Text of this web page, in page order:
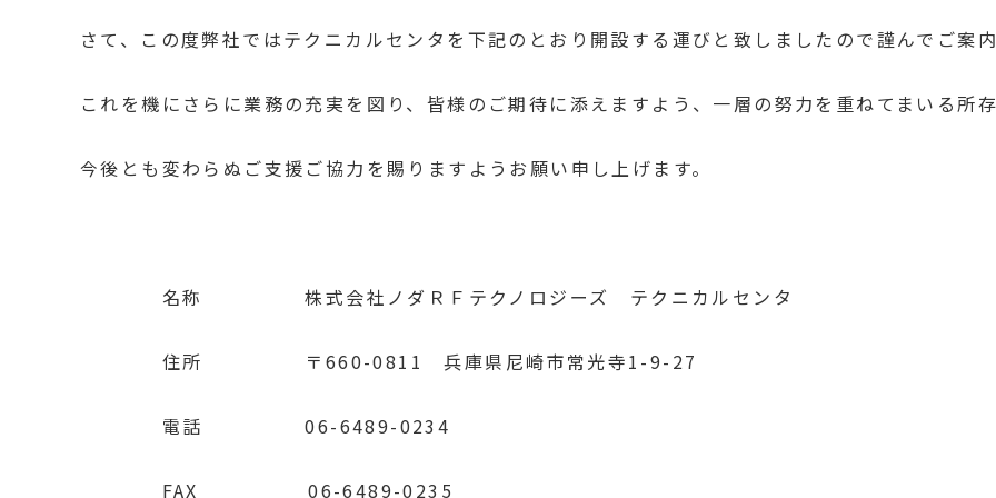
さて、この度弊社ではテクニカルセンタを下記のとおり開設する運びと致しましたので謹んでご案内
これを機にさらに業務の充実を図り、皆様のご期待に添えますよう、一層の努力を重ねてまいる所存
今後とも変わらぬご支援ご協力を賜りますようお願い申し上げます。
名称 株式会社ノダＲＦテクノロジーズ テクニカルセンタ
住所 〒660-0811 兵庫県尼崎市常光寺1-9-27
電話 06-6489-0234
FAX 06-6489-0235